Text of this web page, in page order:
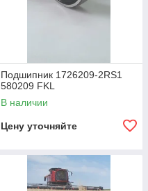
Подшипник 1726209-2RS1
580209 FKL
В наличии
Цену уточняйте